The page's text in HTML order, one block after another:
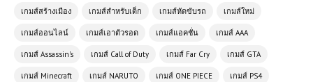
เกมส์สร้างเมือง เกมส์สำหรับเด็ก เกมส์หัดขับรถ เกมส์ใหม่
เกมส์ออนไลน์ เกมส์เอาตัวรอด เกมส์แอคชั่น เกมส์ AAA
เกมส์ Assassin's เกมส์ Call of Duty เกมส์ Far Cry เกมส์ GTA
เกมส์ Minecraft เกมส์ NARUTO เกมส์ ONE PIECE เกมส์ PS4
ในโลกออนไลน์
เกมส์ออนไลน์ฟรี ATV Ultimate
OffRoad ผจญภัยสุดมันส์บนเส้นทาง
ออฟโรด